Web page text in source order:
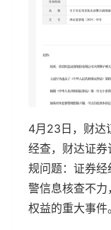
4月23日，财达
经查，财达证
规问题：证券
警信息核查不
权益的重大事件。